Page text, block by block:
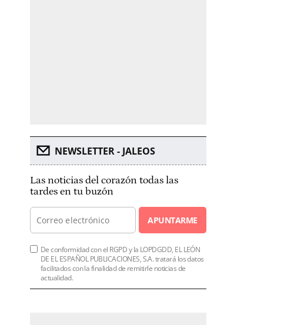
NEWSLETTER - JALEOS
Las noticias del corazón todas las
tardes en tu buzón
APUNTARME
De conformidad con el RGPD y la LOPDGDD, EL LEÓN
DE EL ESPAÑOL PUBLICACIONES, S.A. tratará los datos
facilitados con la finalidad de remitirle noticias de
actualidad.